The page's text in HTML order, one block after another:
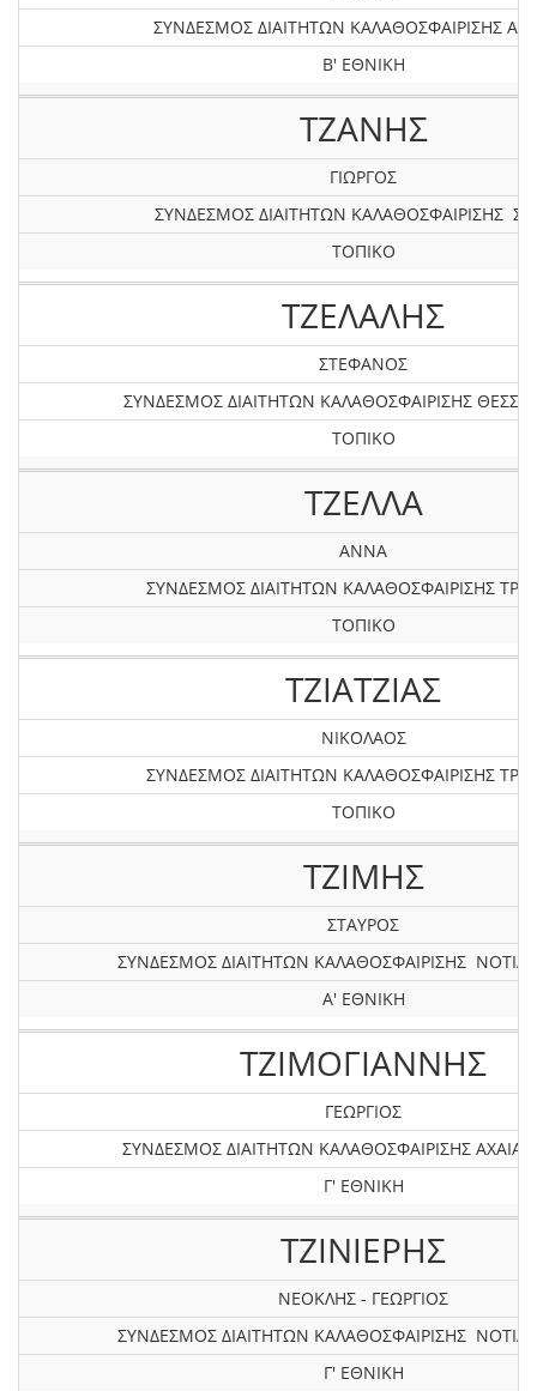
ΣΥΝΔΕΣΜΟΣ ΔΙΑΙΤΗΤΩΝ ΚΑΛΑΘΟΣΦΑΙΡΙΣΗΣ
Β' ΕΘΝΙΚΗ
ΤΖΑΝΗΣ
ΓΙΩΡΓΟΣ
ΣΥΝΔΕΣΜΟΣ ΔΙΑΙΤΗΤΩΝ ΚΑΛΑΘΟΣΦΑΙΡΙΣΗΣ
ΤΟΠΙΚΟ
ΤΖΕΛΑΛΗΣ
ΣΤΕΦΑΝΟΣ
ΣΥΝΔΕΣΜΟΣ ΔΙΑΙΤΗΤΩΝ ΚΑΛΑΘΟΣΦΑΙΡΙΣΗΣ
ΤΟΠΙΚΟ
ΤΖΕΛΛΑ
ΑΝΝΑ
ΣΥΝΔΕΣΜΟΣ ΔΙΑΙΤΗΤΩΝ ΚΑΛΑΘΟΣΦΑΙΡΙΣΗΣ
ΤΟΠΙΚΟ
ΤΖΙΑΤΖΙΑΣ
ΝΙΚΟΛΑΟΣ
ΣΥΝΔΕΣΜΟΣ ΔΙΑΙΤΗΤΩΝ ΚΑΛΑΘΟΣΦΑΙΡΙΣΗΣ
ΤΟΠΙΚΟ
ΤΖΙΜΗΣ
ΣΤΑΥΡΟΣ
ΣΥΝΔΕΣΜΟΣ ΔΙΑΙΤΗΤΩΝ ΚΑΛΑΘΟΣΦΑΙΡΙΣΗΣ
Α' ΕΘΝΙΚΗ
ΤΖΙΜΟΓΙΑΝΝΗΣ
ΓΕΩΡΓΙΟΣ
ΣΥΝΔΕΣΜΟΣ ΔΙΑΙΤΗΤΩΝ ΚΑΛΑΘΟΣΦΑΙΡΙΣΗΣ AXAIAΣ
Γ' ΕΘΝΙΚΗ
ΤΖΙΝΙΕΡΗΣ
ΝΕΟΚΛΗΣ - ΓΕΩΡΓΙΟΣ
ΣΥΝΔΕΣΜΟΣ ΔΙΑΙΤΗΤΩΝ ΚΑΛΑΘΟΣΦΑΙΡΙΣΗΣ
Γ' ΕΘΝΙΚΗ